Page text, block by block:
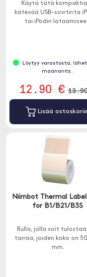
Käytä tätä
kätevää USB-sovitinta
tai iPodin
Löytyy varastosta,
maananta..
12.90 €
Lisää
Niimbot Thermal
for B1/B21/B3S
Rulla, jolla voit tulostaa
tarraa, joiden koko on
mm.